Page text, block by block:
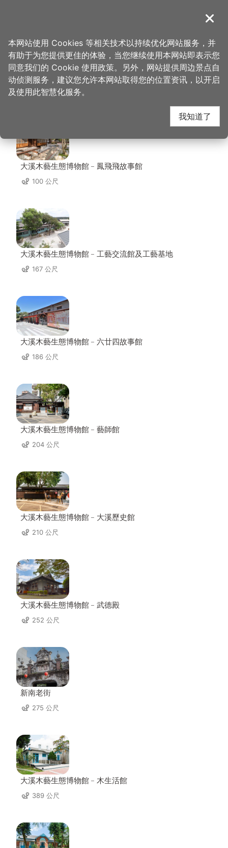
導覽
首页 > 想去的地方 > 住宿 > 小巷内
小巷内 周边景点
大溪木藝生態博物館﹣鳳飛飛故事館
100 公尺
大溪木藝生態博物館﹣工藝交流館及工藝基地
167 公尺
大溪木藝生態博物館﹣六廿四故事館
186 公尺
大溪木藝生態博物館﹣藝師館
204 公尺
大溪木藝生態博物館﹣大溪歷史館
210 公尺
大溪木藝生態博物館﹣武德殿
252 公尺
新南老街
275 公尺
大溪木藝生態博物館﹣木生活館
389 公尺
关闭
本网站使用 Cookies 等相关技术以持续优化网站服务，并
有助于为您提供更佳的体验，当您继续使用本网站即表示您
同意我们的 Cookie 使用政策。另外，网站提供周边景点自
动侦测服务，建议您允许本网站取得您的位置资讯，以开启
及使用此智慧化服务。
我知道了